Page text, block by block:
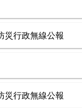
行政無線公報
行政無線公報